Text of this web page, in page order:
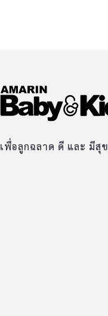
เพื่อลูกฉลาด ดี และ มีสุข